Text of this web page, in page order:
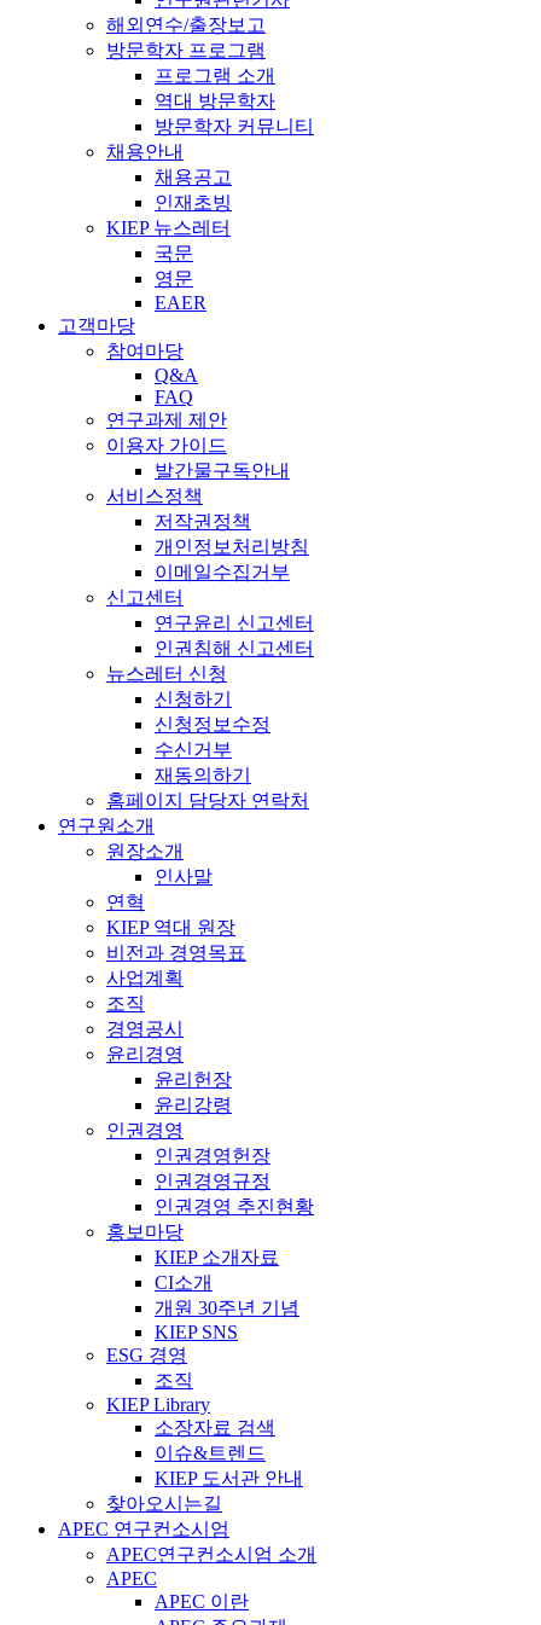
해외연수/출장보고
방문학자 프로그램
프로그램 소개
역대 방문학자
방문학자 커뮤니티
채용안내
채용공고
인재초빙
KIEP 뉴스레터
국문
영문
EAER
고객마당
참여마당
Q&A
FAQ
연구과제 제안
이용자 가이드
발간물구독안내
서비스정책
저작권정책
개인정보처리방침
이메일수집거부
신고센터
연구윤리 신고센터
인권침해 신고센터
뉴스레터 신청
신청하기
신청정보수정
수신거부
재동의하기
홈페이지 담당자 연락처
연구원소개
원장소개
인사말
연혁
KIEP 역대 원장
비전과 경영목표
사업계획
조직
경영공시
윤리경영
윤리헌장
윤리강령
인권경영
인권경영헌장
인권경영규정
인권경영 추진현황
홍보마당
KIEP 소개자료
CI소개
개원 30주년 기념
KIEP SNS
ESG 경영
조직
KIEP Library
소장자료 검색
이슈&트렌드
KIEP 도서관 안내
찾아오시는길
APEC 연구컨소시엄
APEC연구컨소시엄 소개
APEC
APEC 이란